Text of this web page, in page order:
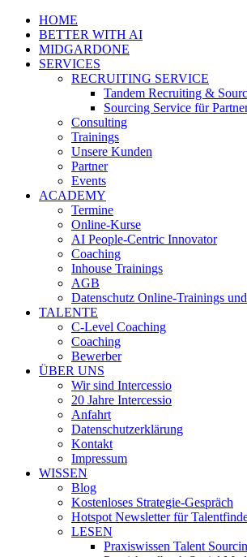
HOME
BETTER WITH AI
MIDGARDONE
SERVICES
RECRUITING SERVICE
Tandem Recruiting &
Sourcing Service für
Consulting
Trainings
Unsere Kunden
Partner
Events
ACADEMY
Termine
Online-Kurse
AI People-Centric Innovator
Coaching
Inhouse Trainings
AGB
Datenschutz Online-Trainings
TALENTE
C-Level Coaching
Coaching
Bewerber
ÜBER UNS
Wir sind Intercessio
20 Jahre Intercessio
Anfahrt
Datenschutzerklärung
Kontakt
Impressum
WISSEN
Blog
Kostenloses Strategie-Gespräch
Hotspot Newsletter für
LESEN
Praxiswissen Talent